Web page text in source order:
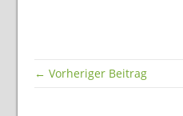
← Vorheriger Beitrag